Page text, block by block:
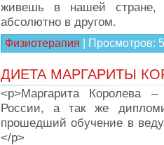
живешь в нашей стране,
абсолютно в другом.
Физиотерапия Просмотров:
ДИЕТА МАРГАРИТЫ
<p>Маргарита Королева
России, а так же
прошедший обучение в
</p>